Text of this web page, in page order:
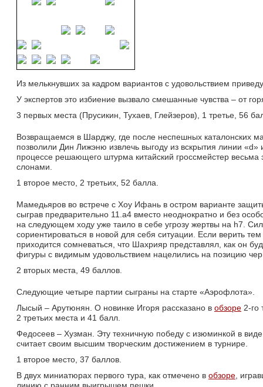
Из мелькнувших за кадром вариантов с удовольствием
У экспертов это избиение вызвало смешанные чувства – от
3 первых места (Прусикин, Тухаев, Глейзеров), 1 третье, 56
Возвращаемся в Шарджу, где после неспешных каталонских
позволили Дин Лижэню извлечь выгоду из вскрытия линии
процессе решающего штурма китайский гроссмейстер
слонами.
1 второе место, 2 третьих, 52 балла.
Мамедьяров во встрече с Хоу Ифань в остром варианте
сыграв предварительно 11.а4 вместо неоднократно и без
на следующем ходу уже таило в себе угрозу жертвы на h7.
сориентироваться в новой для себя ситуации. Если верить
приходится сомневаться, что Шахрияр представлял, как он
фигуры с видимым удовольствием нацелились на позицию
2 вторых места, 49 баллов.
Следующие четыре партии сыграны на старте «Аэрофлота».
Лысый – Арутюнян. О новинке Игоря рассказано в обзоре 2-го
2 третьих места и 41 балл.
Федосеев – Хузман. Эту техничную победу с изюминкой в
считает своим высшим творческим достижением в турнире.
1 второе место, 37 баллов.
В двух миниатюрах первого тура, как отмечено в обзоре ,